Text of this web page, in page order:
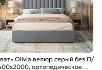
Olivia велюр серый без П/
ортопедическое